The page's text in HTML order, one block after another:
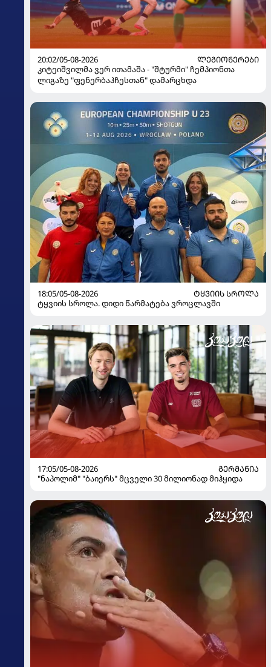
20:02/05-08-2026
ᲚᲔᲒᲘᲝᲜᲔᲠᲔᲑᲘ
კიტეიშვილმა ვერ ითამაშა - "შტურმი" ჩემპიონთა
ლიგაზე "ფენერბაჰჩესთან" დამარცხდა
18:05/05-08-2026
ᲢᲧᲕᲘᲘᲡ ᲡᲠᲝᲚᲐ
ტყვიის სროლა. დიდი წარმატება ვროცლავში
17:05/05-08-2026
ᲒᲔᲠᲛᲐᲜᲘᲐ
"ნაპოლიმ" "ბაიერს" მცველი 30 მილიონად მიჰყიდა